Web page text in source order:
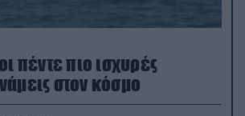
πέντε πιο ισχυρές
στον κόσμο